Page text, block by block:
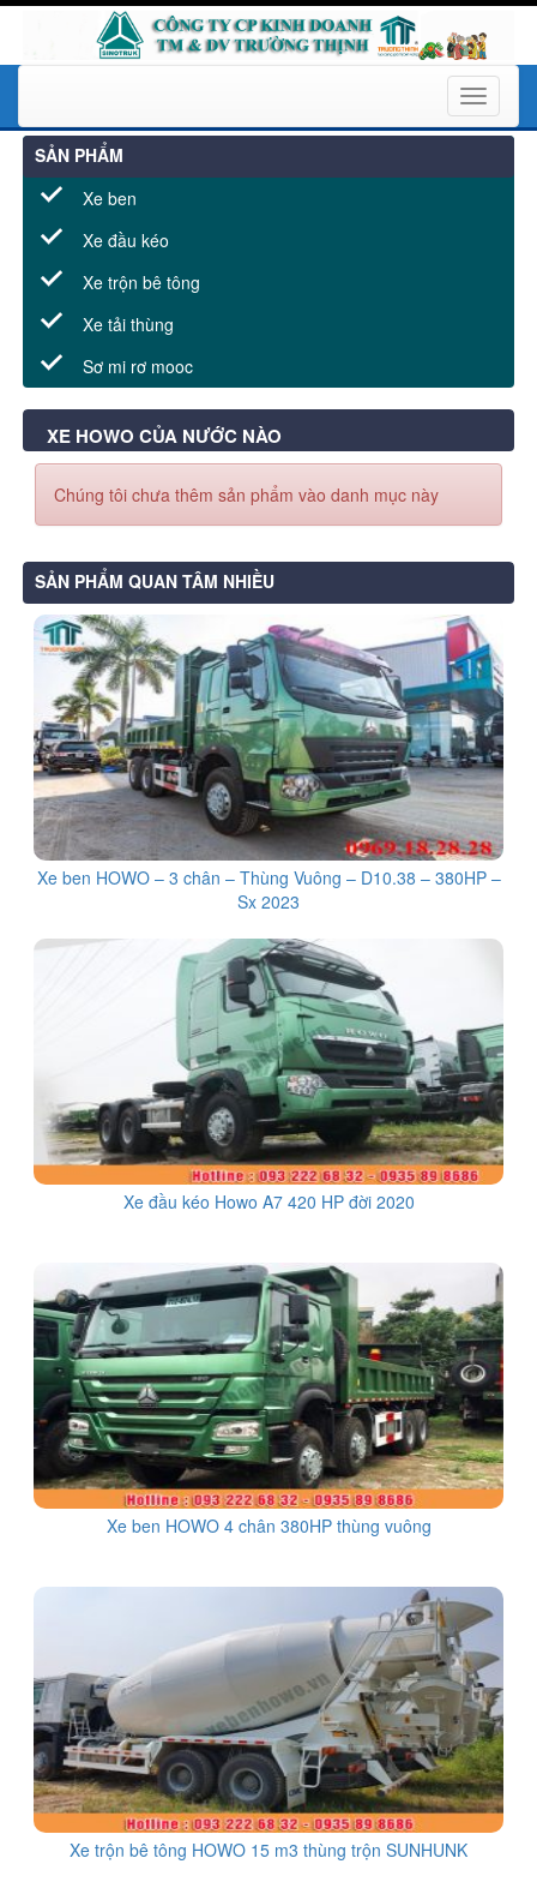
Toggle
SẢN PHẨM
Xe ben
Xe đầu kéo
Xe trộn bê tông
Xe tải thùng
Sơ mi rơ mooc
XE HOWO CỦA NƯỚC NÀO
Chúng tôi chưa thêm sản phẩm vào danh mục này
SẢN PHẨM QUAN TÂM NHIỀU
Xe ben HOWO – 3 chân – Thùng Vuông – D10.38 – 380HP –
Sx 2023
Xe đầu kéo Howo A7 420 HP đời 2020
Xe ben HOWO 4 chân 380HP thùng vuông
Xe trộn bê tông HOWO 15 m3 thùng trộn SUNHUNK